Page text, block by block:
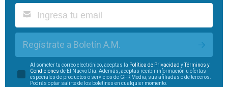
Regístrate a Boletín A.M.
Al someter tu correo electrónico, aceptas la Política de Privacidad yTérminos y
Condiciones de El Nuevo Día. Además, aceptas recibir información u ofertas
especiales de productos o servicios de GFR Media, sus afiliadas o de terceros.
Podrás optar salirte de los boletines en cualquier momento.